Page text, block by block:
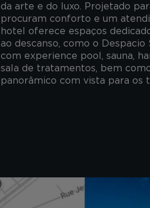
da arte e do luxo. Projetado
procuram conforto e um
hotel oferece espaços
ao descanso, como o Despacio
com experience pool, sauna,
sala de tratamentos, bem
panorâmico com vista para os